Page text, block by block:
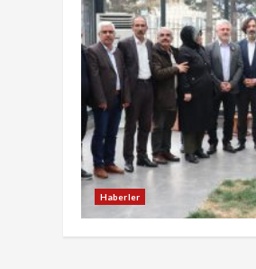
Haberler